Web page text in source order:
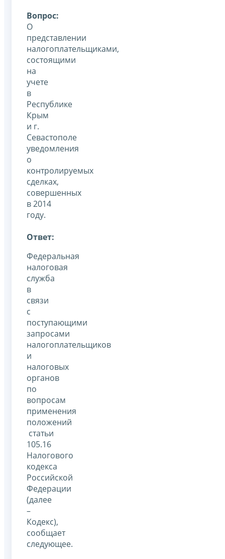
Вопрос:
О
представлении
налогоплательщиками,
состоящими
на
учете
в
Республике
Крым
и г.
Севастополе
уведомления
о
контролируемых
сделках,
совершенных
в 2014
году.
Ответ:
Федеральная
налоговая
служба
в
связи
с
поступающими
запросами
налогоплательщиков
и
налоговых
органов
по
вопросам
применения
положений
статьи
105.16
Налогового
кодекса
Российской
Федерации
(далее
–
Кодекс),
сообщает
следующее.